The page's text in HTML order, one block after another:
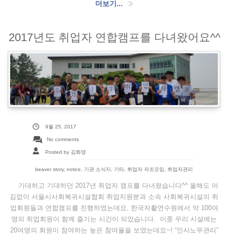
더보기...
2017년도 취업자 연합캠프를 다녀왔어요^^
9월 25, 2017
No comments
Posted by 김화영
beaver story, notice 기관 소식지 기타 취업자 자조모임 취업자관리
기대하고 기대하던 2017년 취업자 캠프를 다녀왔습니다^^ 올해도 어
김없이 서울시사회복귀시설협회 취업지원분과 소속 사회복귀시설의 취
업회원들과 연합캠프를 진행하였는데요, 한국자활연수원에서 약 100여
명의 취업회원이 함께 즐기는 시간이 되었습니다. 이중 우리 시설에는
20여명의 회원이 참여하는 높은 참여율을 보였는데요~! “인사노무관리”